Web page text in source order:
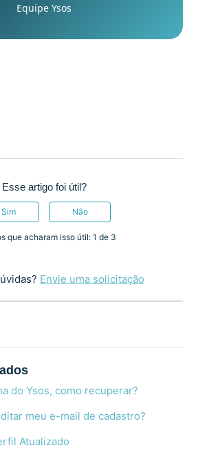
Equipe Ysos
Esse artigo foi útil?
Sim Não
que acharam isso útil: 1 de 3
Envie uma solicitação
do Ysos, como recuperar?
meu e-mail de cadastro?
Atualizado